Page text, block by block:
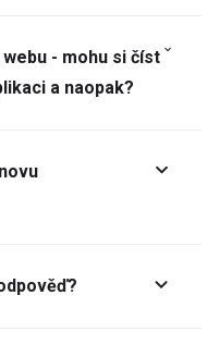
- mohu si číst
a naopak?